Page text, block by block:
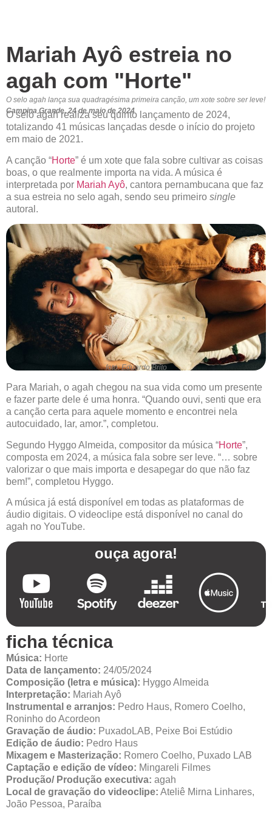
Mariah Ayô estreia no
agah com "Horte"
O selo agah lança sua quadragésima primeira canção, um xote sobre ser leve!
Campina Grande, 24 de maio de 2024
O selo agah realiza seu quinto lançamento de 2024,
totalizando 41 músicas lançadas desde o início do projeto
em maio de 2021.
A canção “Horte” é um xote que fala sobre cultivar as coisas
boas, o que realmente importa na vida. A música é
interpretada por Mariah Ayô, cantora pernambucana que faz
a sua estreia no selo agah, sendo seu primeiro single
autoral.
foto: Eduardo Brito
Para Mariah, o agah chegou na sua vida como um presente
e fazer parte dele é uma honra. “Quando ouvi, senti que era
a canção certa para aquele momento e encontrei nela
autocuidado, lar, amor.”, completou.
Segundo Hyggo Almeida, compositor da música “Horte”,
composta em 2024, a música fala sobre ser leve. “… sobre
valorizar o que mais importa e desapegar do que não faz
bem!”, completou Hyggo.
A música já está disponível em todas as plataformas de
áudio digitais. O videoclipe está disponível no canal do
agah no YouTube.
ouça agora!
ficha técnica
Música: Horte
Data de lançamento: 24/05/2024
Composição (letra e música): Hyggo Almeida
Interpretação: Mariah Ayô
Instrumental e arranjos: Pedro Haus, Romero Coelho,
Roninho do Acordeon
Gravação de áudio: PuxadoLAB, Peixe Boi Estúdio
Edição de áudio: Pedro Haus
Mixagem e Masterização: Romero Coelho, Puxado LAB
Captação e edição de vídeo: Mingareli Filmes
Produção/ Produção executiva: agah
Local de gravação do videoclipe: Ateliê Mirna Linhares,
João Pessoa, Paraíba